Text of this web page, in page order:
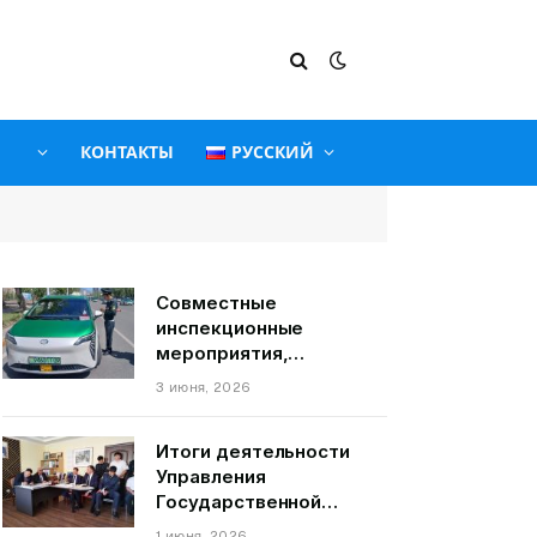
КОНТАКТЫ РУССКИЙ
Совместные
инспекционные
мероприятия,
связанные с
средствами на
территории города
Душанбе
3 июня, 2026
Итоги деятельности
Управления
Государственной
службы по надзору и